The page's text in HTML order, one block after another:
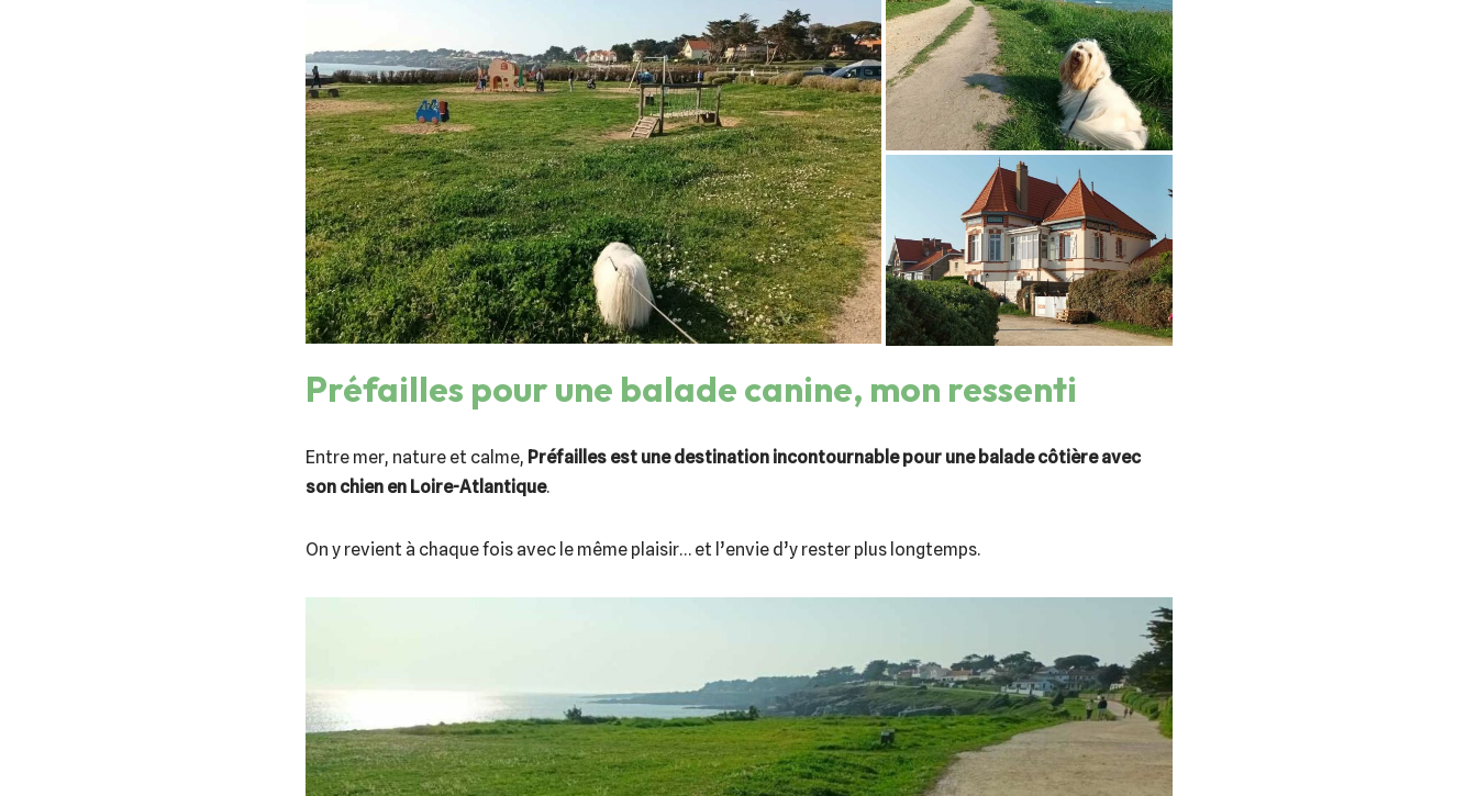
Préfailles pour une balade canine, mon ressenti
Entre mer, nature et calme, Préfailles est une destination incontournable pour une balade côtière avec
son chien en Loire-Atlantique.
On y revient à chaque fois avec le même plaisir… et l’envie d’y rester plus longtemps.